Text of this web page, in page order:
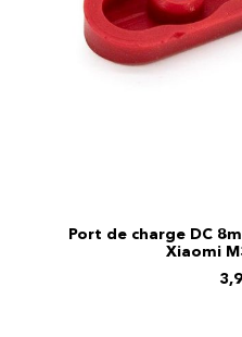
AJOUTER
Port de charge DC
Xiaomi